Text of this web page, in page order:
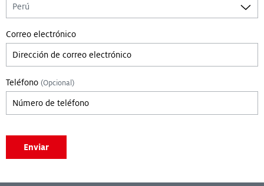
Correo electrónico
Teléfono (Opcional)
Enviar